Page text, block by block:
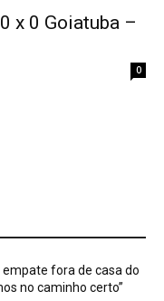
x 0 Goiatuba –
0
fora de casa do
no caminho certo”